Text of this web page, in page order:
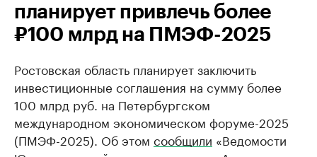
планирует привлечь более
₽100 млрд на ПМЭФ-2025
Ростовская область планирует заключить
инвестиционные соглашения на сумму более
100 млрд руб. на Петербургском
международном экономическом форуме-2025
(ПМЭФ-2025). Об этом сообщили «Ведомости